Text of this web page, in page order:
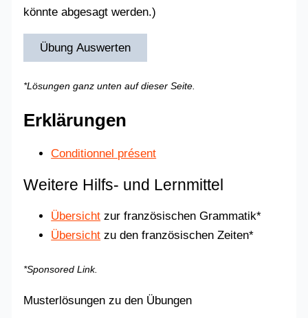
könnte abgesagt werden.)
Übung Auswerten
*Lösungen ganz unten auf dieser Seite.
Erklärungen
Conditionnel présent
Weitere Hilfs- und Lernmittel
Übersicht zur französischen Grammatik*
Übersicht zu den französischen Zeiten*
*Sponsored Link.
Musterlösungen zu den Übungen